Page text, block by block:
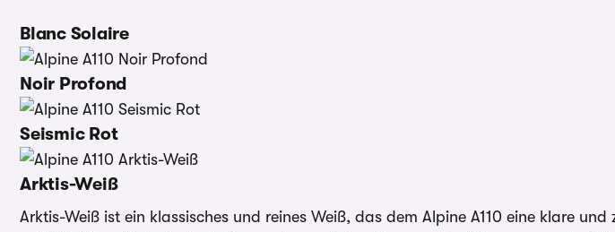
Blanc Solaire
Noir Profond
Seismic Rot
Arktis-Weiß
Arktis-Weiß ist ein klassisches und reines Weiß, das dem Alpine A110 eine klare und